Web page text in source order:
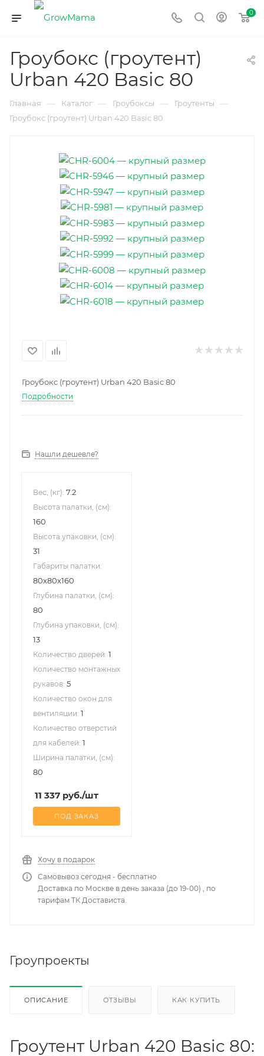
0
Гроубокс (гроутент)
Urban 420 Basic 80
Главная — Каталог — Гроубоксы — Гроутенты —
Гроубокс (гроутент) Urban 420 Basic 80
Гроубокс (гроутент) Urban 420 Basic 80
Подробности
Нашли дешевле?
Вес, (кг): 7.2
Высота палатки, (см):
160
Высота упаковки, (см):
31
Габариты палатки:
80x80x160
Глубина палатки, (см):
80
Глубина упаковки, (см):
13
Количество дверей: 1
Количество монтажных
рукавов: 5
Количество окон для
вентиляции: 1
Количество отверстий
для кабелей: 1
Ширина палатки, (см):
80
11 337 руб./шт
ПОД ЗАКАЗ
Хочу в подарок
Самовывоз сегодня - бесплатно
Доставка по Москве в день заказа (до 19-00) , по
тарифам ТК Достависта.
Гроупроекты
ОПИСАНИЕ ОТЗЫВЫ КАК КУПИТЬ
Гроутент Urban 420 Basic 80: